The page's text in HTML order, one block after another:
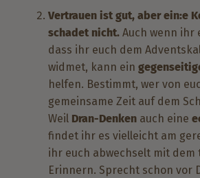
Vertrauen ist gut, aber ein:e
schadet nicht. Auch wenn ihr
dass ihr euch dem
widmet, kann ein
helfen. Bestimmt, wer von
gemeinsame Zeit auf dem
Weil Dran-Denken auch eine
findet ihr es vielleicht am
ihr euch abwechselt mit dem
Erinnern. Sprecht schon vor